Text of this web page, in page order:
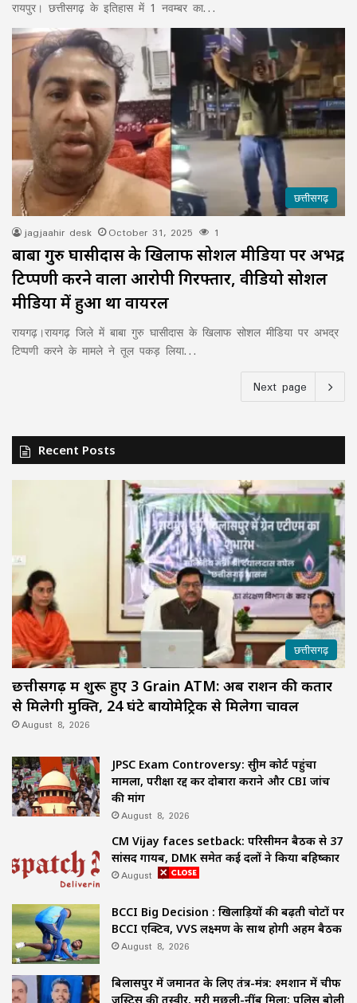
रायपुर। छत्तीसगढ़ के इतिहास में 1 नवम्बर का…
छत्तीसगढ़
jagjaahir desk October 31, 2025 1
बाबा गुरु घासीदास के खिलाफ सोशल मीडिया पर अभद्र
टिप्पणी करने वाला आरोपी गिरफ्तार, वीडियो सोशल
मीडिया में हुआ था वायरल
रायगढ़।रायगढ़ जिले में बाबा गुरु घासीदास के खिलाफ सोशल मीडिया पर अभद्र
टिप्पणी करने के मामले ने तूल पकड़ लिया…
Next page
Recent Posts
छत्तीसगढ़
छत्तीसगढ़ में शुरू हुए 3 Grain ATM: अब राशन की कतार
से मिलेगी मुक्ति, 24 घंटे बायोमेट्रिक से मिलेगा चावल
August 8, 2026
JPSC Exam Controversy: सुप्रीम कोर्ट पहुंचा
मामला, परीक्षा रद्द कर दोबारा कराने और CBI जांच
की मांग
August 8, 2026
CM Vijay faces setback: परिसीमन बैठक से 37
सांसद गायब, DMK समेत कई दलों ने किया बहिष्कार
August 8, 2026
BCCI Big Decision : खिलाड़ियों की बढ़ती चोटों पर
BCCI एक्टिव, VVS लक्ष्मण के साथ होगी अहम बैठक
August 8, 2026
बिलासपुर में जमानत के लिए तंत्र-मंत्र: श्मशान में चीफ
जस्टिस की तस्वीर, मरी मछली-नींबू मिला; पुलिस बोली